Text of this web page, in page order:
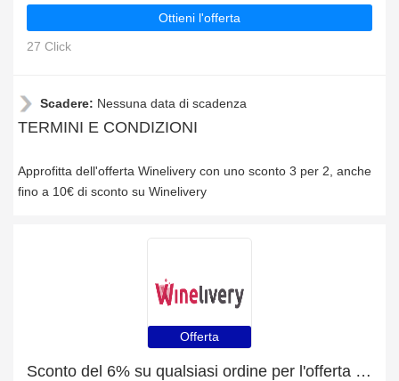
Ottieni l'offerta
27 Click
Scadere: Nessuna data di scadenza
TERMINI E CONDIZIONI
Approfitta dell'offerta Winelivery con uno sconto 3 per 2, anche
fino a 10€ di sconto su Winelivery
Offerta
Sconto del 6% su qualsiasi ordine per l'offerta speciale